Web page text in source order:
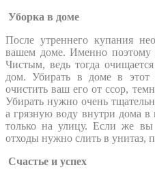
Уборка в доме
После утреннего купания
вашем доме. Именно поэтому
Чистым, ведь тогда
дом. Убирать в доме в
очистить ваш его от ссор,
Убирать нужно очень
а грязную воду внутри дома в
только на улицу. Если же
отходы нужно слить в унитаз,
Счастье и успех